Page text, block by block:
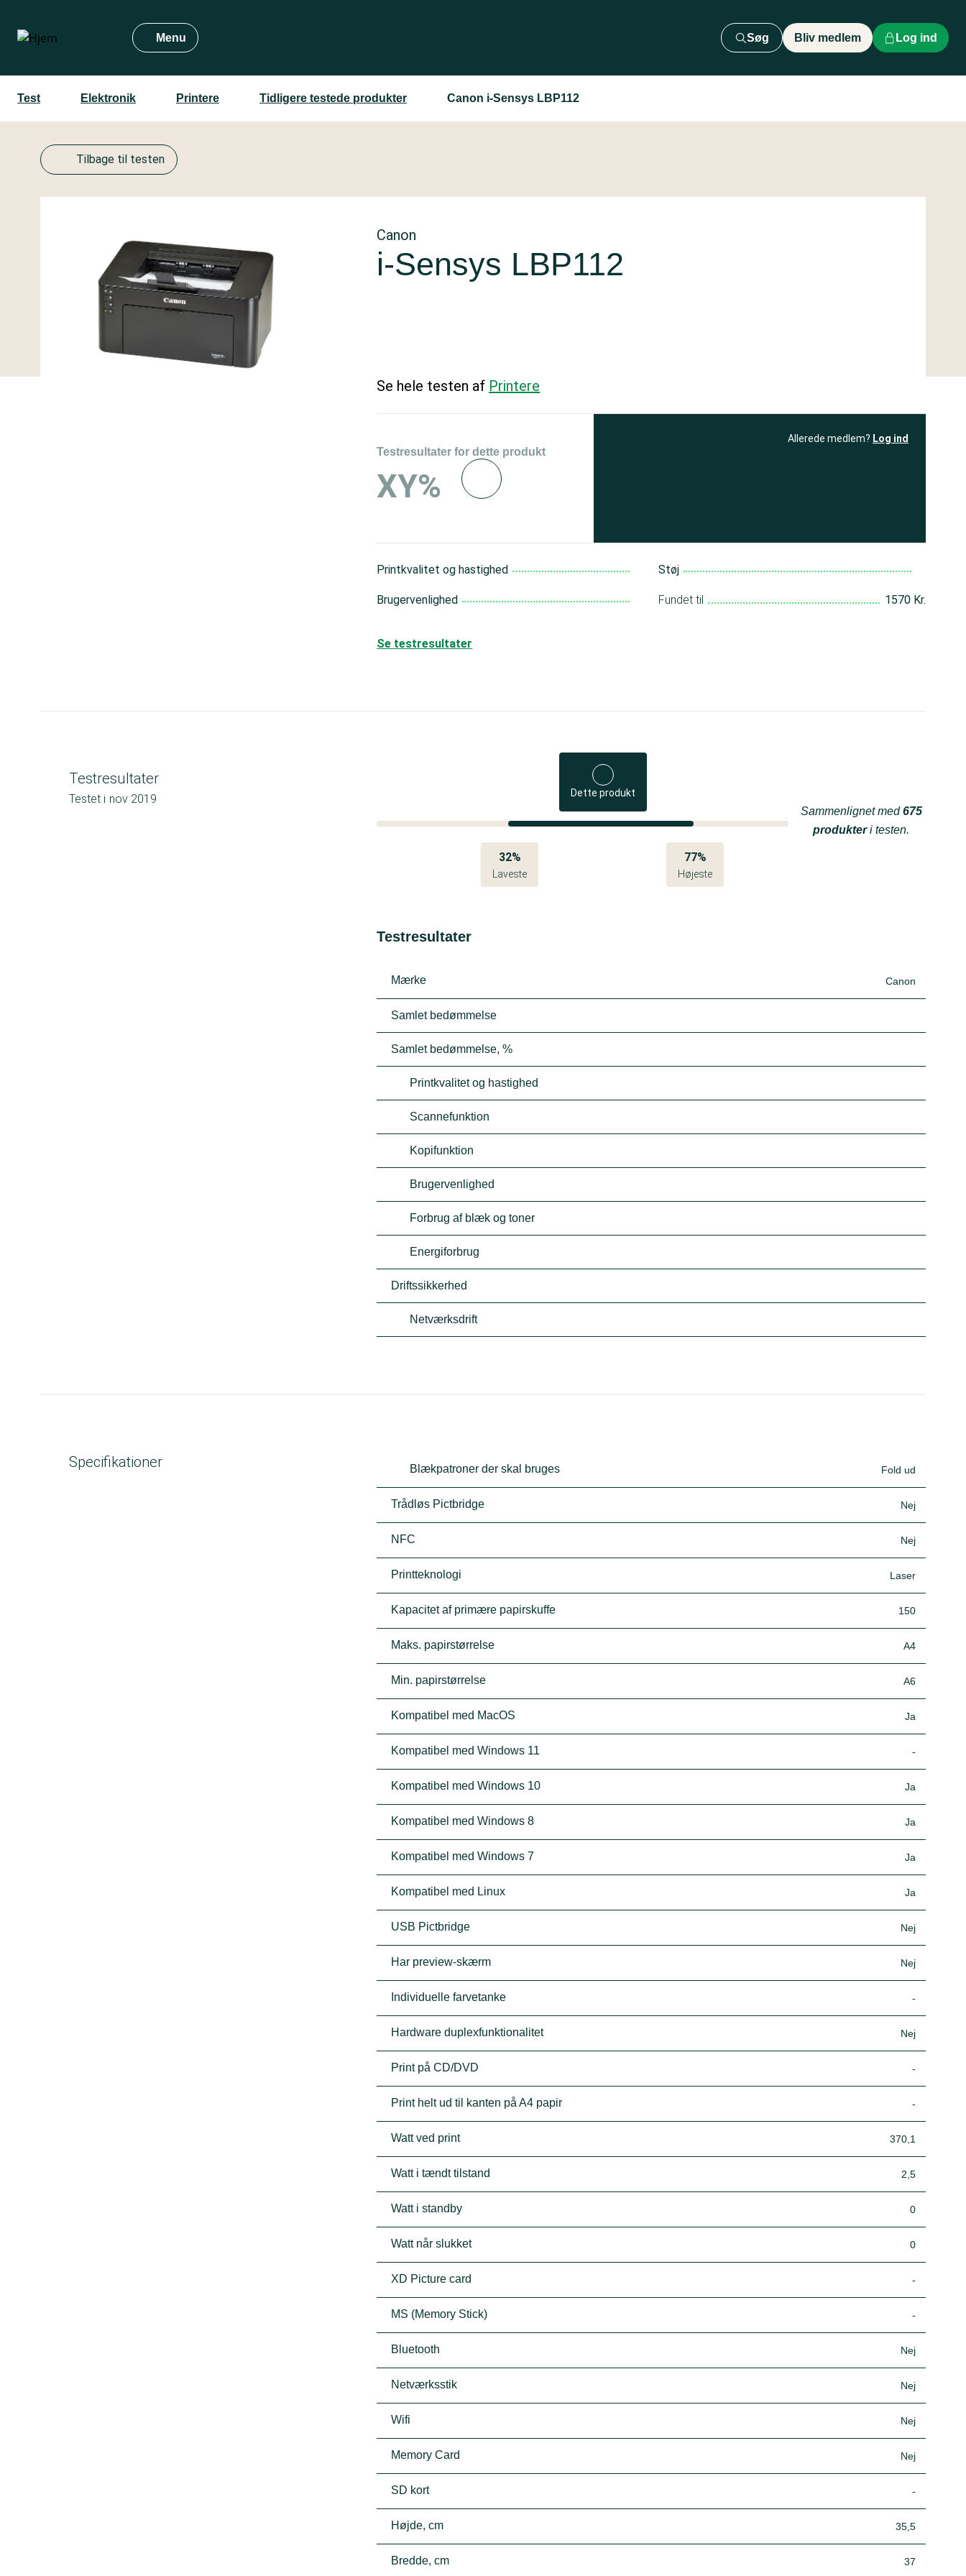
hovedindhold
Menu Søg Bliv medlem Log ind
Test Elektronik Printere Tidligere testede produkter Canon i-Sensys LBP112
Tilbage til testen
Canon
i-Sensys LBP112
Se hele testen af Printere
Testresultater for dette produkt
XY%
Allerede medlem? Log ind
Printkvalitet og hastighed
Brugervenlighed
Støj
Fundet til 1570 Kr.
Se testresultater
Testresultater
Testet i nov 2019 Dette produkt
32%
Laveste
77%
Højeste
Sammenlignet med675
produkteri testen.
Testresultater
Mærke Canon
Samlet bedømmelse
Samlet bedømmelse, %
Printkvalitet og hastighed
Scannefunktion
Kopifunktion
Brugervenlighed
Forbrug af blæk og toner
Energiforbrug
Driftssikkerhed
Netværksdrift
Specifikationer Blækpatroner der skal bruges Fold ud
Trådløs Pictbridge Nej
NFC Nej
Printteknologi Laser
Kapacitet af primære papirskuffe 150
Maks. papirstørrelse A4
Min. papirstørrelse A6
Kompatibel med MacOS Ja
Kompatibel med Windows 11 -
Kompatibel med Windows 10 Ja
Kompatibel med Windows 8 Ja
Kompatibel med Windows 7 Ja
Kompatibel med Linux Ja
USB Pictbridge Nej
Har preview-skærm Nej
Individuelle farvetanke -
Hardware duplexfunktionalitet Nej
Print på CD/DVD -
Print helt ud til kanten på A4 papir -
Watt ved print 370,1
Watt i tændt tilstand 2,5
Watt i standby 0
Watt når slukket 0
XD Picture card -
MS (Memory Stick) -
Bluetooth Nej
Netværksstik Nej
Wifi Nej
Memory Card Nej
SD kort -
Højde, cm 35,5
Bredde, cm 37